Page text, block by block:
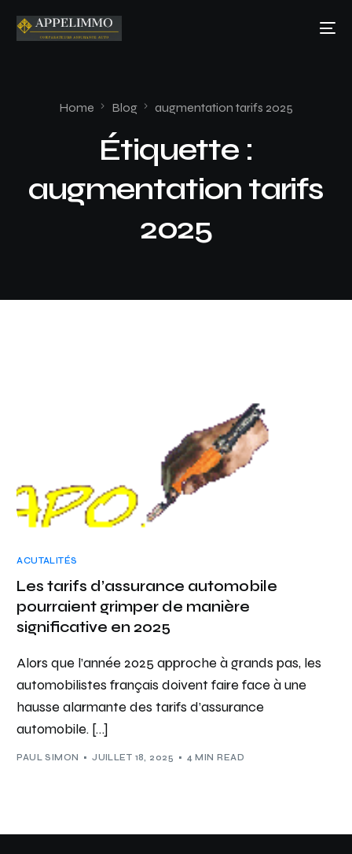
Home Blog augmentation tarifs 2025
Étiquette :
augmentation tarifs
2025
ACUTALITÉS
Les tarifs d’assurance automobile
pourraient grimper de manière
significative en 2025
Alors que l’année 2025 approche à grands pas, les
automobilistes français doivent faire face à une
hausse alarmante des tarifs d’assurance
automobile. […]
PAUL SIMON JUILLET 18, 2025 4 MIN READ